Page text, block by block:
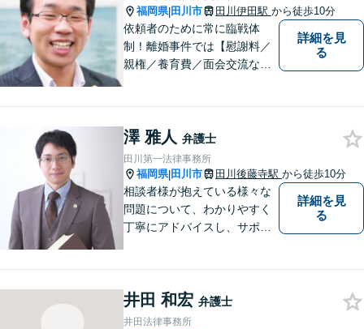
福岡県|田川市 田川伊田駅 から徒歩10分
依頼者のために常に臨戦体
制！離婚事件では【慰謝料／
親権／養育費／面会交流な
活動、示談活動】を基本に迅
速対応。相続事案【遺言、遺
産分割、遺留分】では難事案
の解決実績も。
詳細を見
る
澤 雅人 弁護士
田川第一法律事務所
福岡県|田川市 田川後藤寺駅 から徒歩10分
相談者様が抱えている様々な
問題について、わかりやすく
丁寧にアドバイスし、サポー
詳細を見
る
井田 和宏 弁護士
井田法律事務所